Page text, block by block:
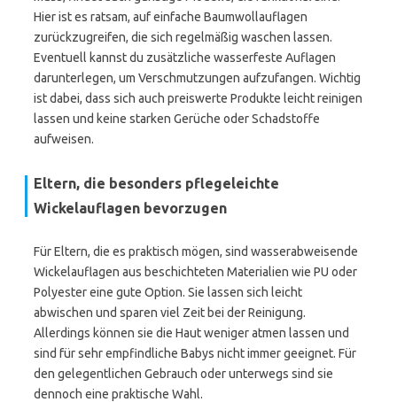
Hier ist es ratsam, auf einfache Baumwollauflagen
zurückzugreifen, die sich regelmäßig waschen lassen.
Eventuell kannst du zusätzliche wasserfeste Auflagen
darunterlegen, um Verschmutzungen aufzufangen. Wichtig
ist dabei, dass sich auch preiswerte Produkte leicht reinigen
lassen und keine starken Gerüche oder Schadstoffe
aufweisen.
Eltern, die besonders pflegeleichte
Wickelauflagen bevorzugen
Für Eltern, die es praktisch mögen, sind wasserabweisende
Wickelauflagen aus beschichteten Materialien wie PU oder
Polyester eine gute Option. Sie lassen sich leicht
abwischen und sparen viel Zeit bei der Reinigung.
Allerdings können sie die Haut weniger atmen lassen und
sind für sehr empfindliche Babys nicht immer geeignet. Für
den gelegentlichen Gebrauch oder unterwegs sind sie
dennoch eine praktische Wahl.